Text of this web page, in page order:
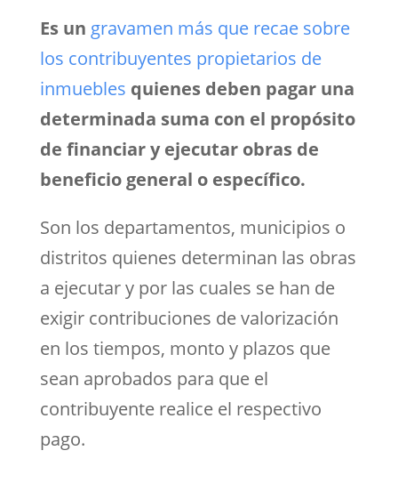
Es un gravamen más que recae sobre
los contribuyentes propietarios de
inmuebles quienes deben pagar una
determinada suma con el propósito
de financiar y ejecutar obras de
beneficio general o específico.
Son los departamentos, municipios o
distritos quienes determinan las obras
a ejecutar y por las cuales se han de
exigir contribuciones de valorización
en los tiempos, monto y plazos que
sean aprobados para que el
contribuyente realice el respectivo
pago.